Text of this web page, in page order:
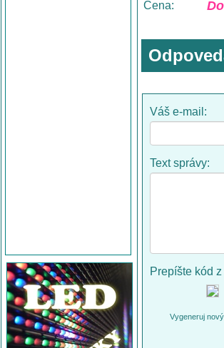
Cena:
Váš e-mail:
Text správy:
Prepíšte kód
Vygeneruj